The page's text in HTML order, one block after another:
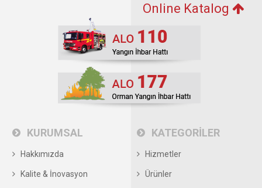
Online Katalog
KURUMSAL
Hakkımızda
Kalite & İnovasyon
KATEGORİLER
Hizmetler
Ürünler